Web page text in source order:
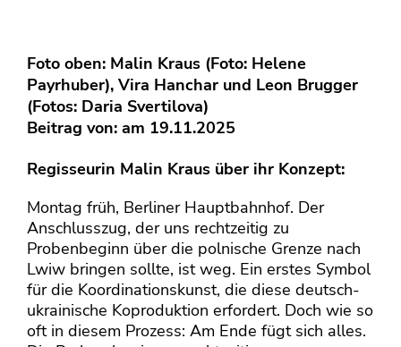
Foto oben: Malin Kraus (Foto: Helene
Payrhuber), Vira Hanchar und Leon Brugger
(Fotos: Daria Svertilova)
Beitrag von: am 19.11.2025
Regisseurin Malin Kraus über ihr Konzept:
Montag früh, Berliner Hauptbahnhof. Der
Anschlusszug, der uns rechtzeitig zu
Probenbeginn über die polnische Grenze nach
Lwiw bringen sollte, ist weg. Ein erstes Symbol
für die Koordinationskunst, die diese deutsch-
ukrainische Koproduktion erfordert. Doch wie so
oft in diesem Prozess: Am Ende fügt sich alles.